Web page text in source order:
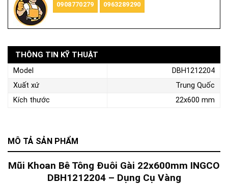
0908770279 0963289290
MÔ TẢ SẢN PHẨM
Mũi Khoan Bê Tông Đuôi Gài 22x600mm INGCO
DBH1212204 – Dụng Cụ Vàng
THÔNG TIN KỸ THUẬT
Model
DBH1212204
Xuất xứ
Trung Quốc
Kích thước
22x600 mm